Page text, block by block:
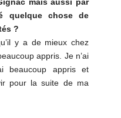
quelque chose de
?
y a de mieux chez
appris. Je n’ai
beaucoup appris et
pour la suite de ma